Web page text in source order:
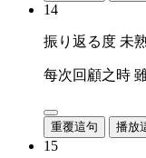
14
振り返る度 未
每次回顧之時
重覆這句 播放
15